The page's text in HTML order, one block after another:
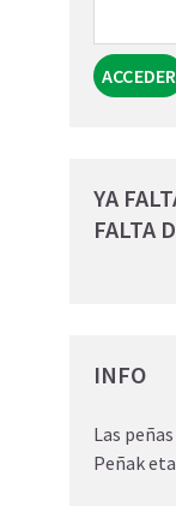
YA
FALTA
INFO
Las
Peñak